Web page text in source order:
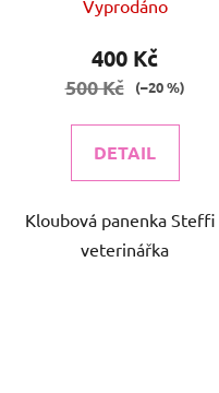
Vyprodáno
400 Kč
500 Kč (–20 %)
DETAIL
Kloubová panenka Steffi
veterinářka